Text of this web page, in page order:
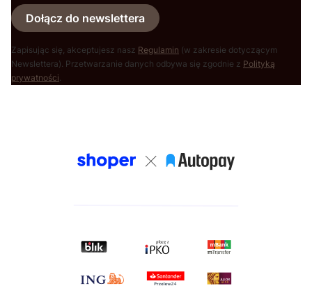
Dołącz do newslettera
Zapisując się, akceptujesz nasz Regulamin (w zakresie dotyczącym
Newslettera). Przetwarzanie danych odbywa się zgodnie z Polityką
prywatności.